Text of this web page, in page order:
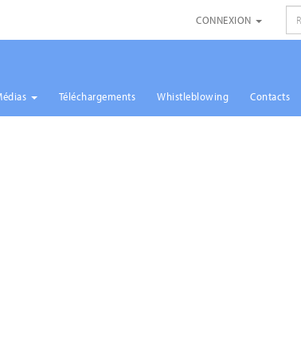
CONNEXION
Téléchargements Whistleblowing Contacts